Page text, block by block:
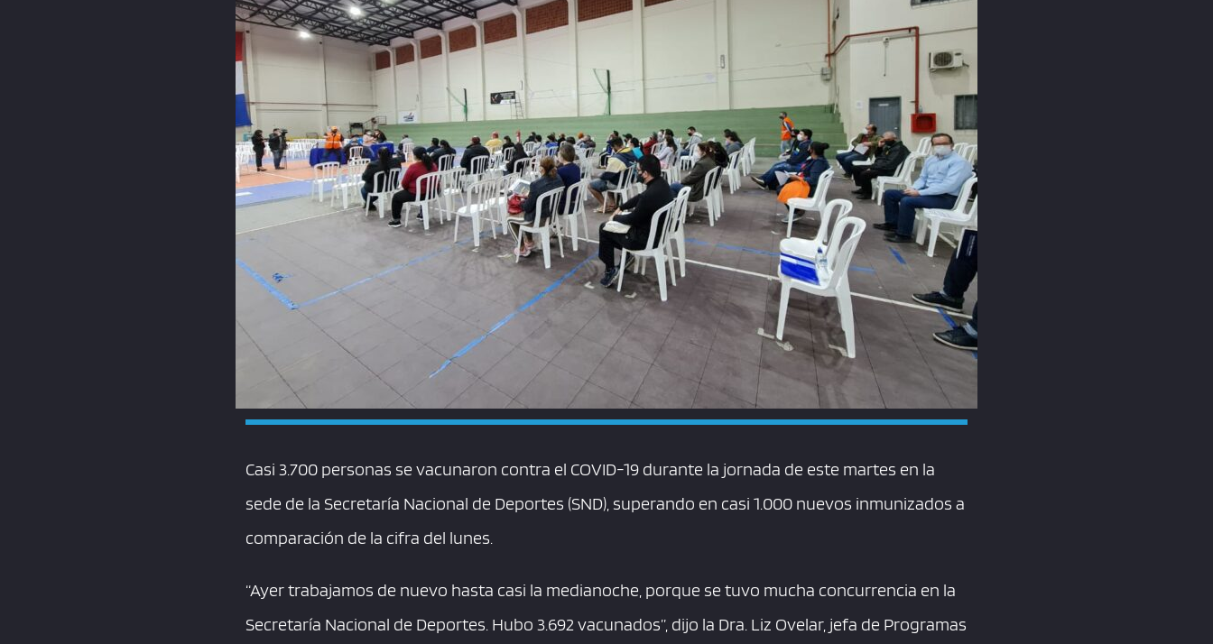
Casi 3.700 personas se vacunaron contra el COVID-19 durante la jornada de este martes en la
sede de la Secretaría Nacional de Deportes (SND), superando en casi 1.000 nuevos inmunizados a
comparación de la cifra del lunes.
“Ayer trabajamos de nuevo hasta casi la medianoche, porque se tuvo mucha concurrencia en la
Secretaría Nacional de Deportes. Hubo 3.692 vacunados”, dijo la Dra. Liz Ovelar, jefa de Programas